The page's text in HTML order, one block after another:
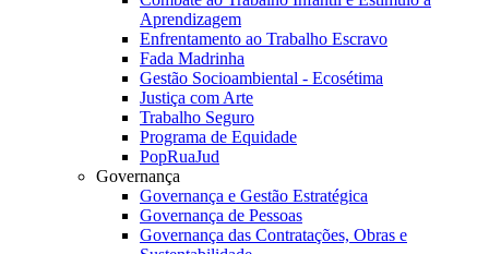
Aprendizagem
Enfrentamento ao Trabalho Escravo
Fada Madrinha
Gestão Socioambiental - Ecosétima
Justiça com Arte
Trabalho Seguro
Programa de Equidade
PopRuaJud
Governança
Governança e Gestão Estratégica
Governança de Pessoas
Governança das Contratações, Obras e